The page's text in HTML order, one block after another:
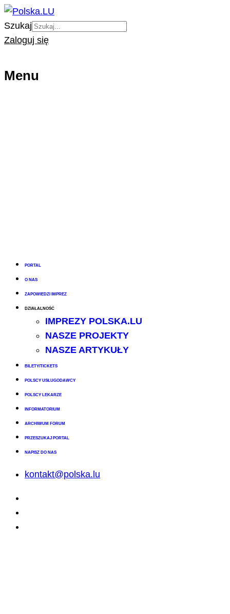
Szukaj
Zaloguj się
Menu
PORTAL
O NAS
ZAPOWIEDZI IMPREZ
DZIAŁALNOŚĆ
IMPREZY POLSKA.LU
NASZE PROJEKTY
NASZE ARTYKUŁY
BILETY/TICKETS
POLSCY USŁUGODAWCY
POLSCY LEKARZE
INFORMATORIUM
ARCHIWUM FORUM
PRZESZUKAJ PORTAL
NAPISZ DO NAS
kontakt@polska.lu